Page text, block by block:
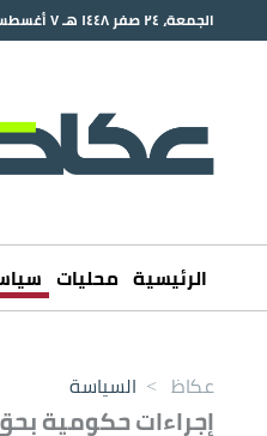
الجمعة، ٢٤ صفر ١٤٤٨ هـ ٧ أغسطس ٢٠٢٦ م
الرئيسية محليات
عكاظ > السياسة
إجراءات حكومية